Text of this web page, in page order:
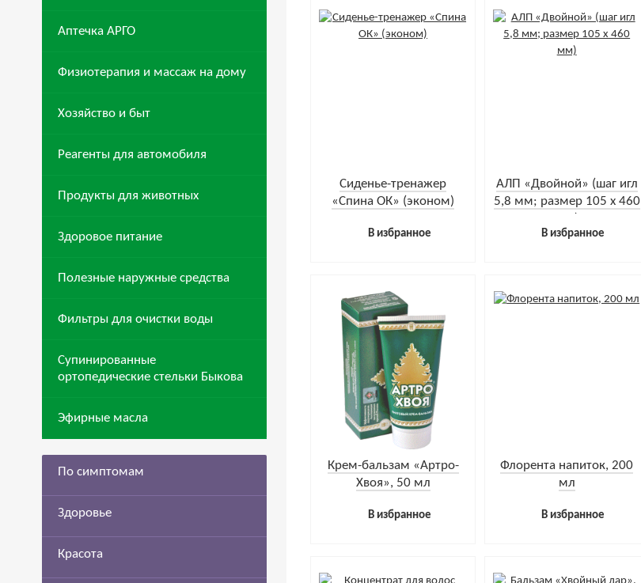
Аптечка АРГО
Физиотерапия и массаж на дому
Хозяйство и быт
Реагенты для автомобиля
Продукты для животных
Здоровое питание
Полезные наружные средства
Фильтры для очистки воды
Супинированные
ортопедические стельки Быкова
Эфирные масла
По симптомам
Здоровье
Красота
Cиденье-тренажер
«Спина ОК» (эконом)
В избранное
АЛП «Двойной» (шаг игл
5,8 мм; размер 105 х 460
В избранное
Крем-бальзам «Артро-
Хвоя», 50 мл
В избранное
Флорента напиток, 200
мл
В избранное